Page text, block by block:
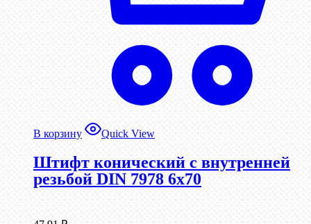
В корзину Quick View
Штифт конический с внутренней
резьбой DIN 7978 6х70